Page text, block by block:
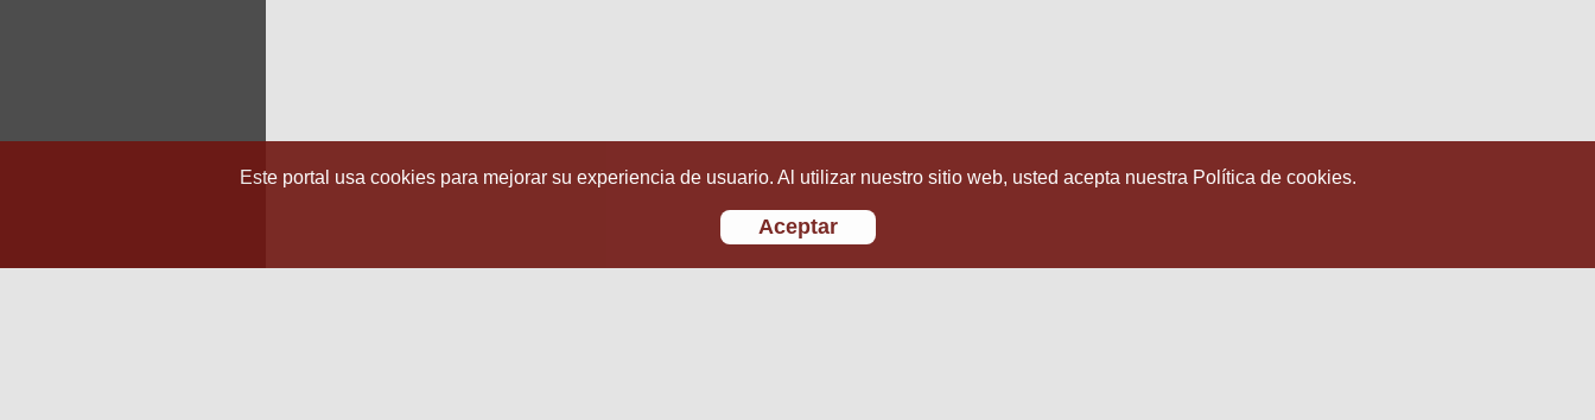
Este portal usa cookies para mejorar su experiencia de usuario. Al utilizar nuestro sitio web, usted acepta nuestra Política de cookies.
Aceptar